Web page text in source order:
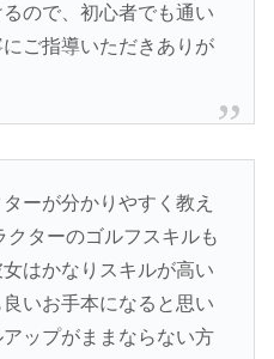
ので、初心者でも通い
ご指導いただきありが
ーが分かりやすく教え
ターのゴルフスキルも
はかなりスキルが高い
いお手本になると思い
ップがままならない方